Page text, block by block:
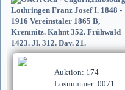
Auktion: 174
Losnummer: 0071